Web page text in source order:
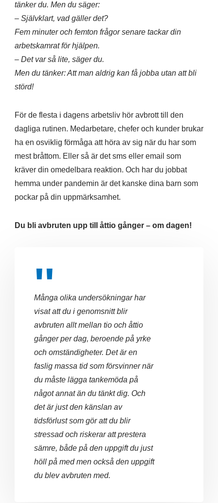
tänker du. Men du säger:
– Självklart, vad gäller det?
Fem minuter och femton frågor senare tackar din
arbetskamrat för hjälpen.
– Det var så lite, säger du.
Men du tänker: Att man aldrig kan få jobba utan att bli
störd!
För de flesta i dagens arbetsliv hör avbrott till den
dagliga rutinen. Medarbetare, chefer och kunder brukar
ha en osviklig förmåga att höra av sig när du har som
mest bråttom. Eller så är det sms eller email som
kräver din omedelbara reaktion. Och har du jobbat
hemma under pandemin är det kanske dina barn som
pockar på din uppmärksamhet.
Du bli avbruten upp till åttio gånger – om dagen!
Många olika undersökningar har
visat att du i genomsnitt blir
avbruten allt mellan tio och åttio
gånger per dag, beroende på yrke
och omständigheter. Det är en
faslig massa tid som försvinner när
du måste lägga tankemöda på
något annat än du tänkt dig. Och
det är just den känslan av
tidsförlust som gör att du blir
stressad och riskerar att prestera
sämre, både på den uppgift du just
höll på med men också den uppgift
du blev avbruten med.